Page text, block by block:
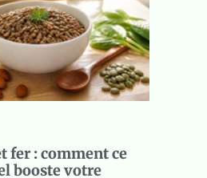
fer : comment ce
booste votre